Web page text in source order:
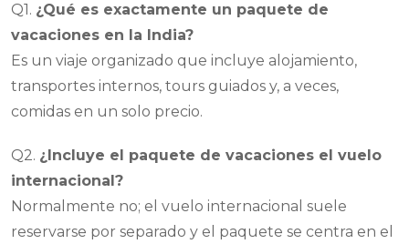
Q1. ¿Qué es exactamente un paquete de
vacaciones en la India?
Es un viaje organizado que incluye alojamiento,
transportes internos, tours guiados y, a veces,
comidas en un solo precio.
Q2. ¿Incluye el paquete de vacaciones el vuelo
internacional?
Normalmente no; el vuelo internacional suele
reservarse por separado y el paquete se centra en el